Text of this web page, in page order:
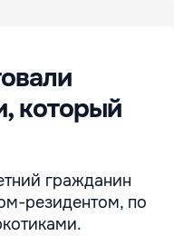
который
гражданин
резидентом, по